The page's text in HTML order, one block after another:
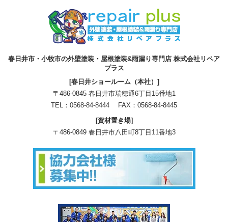
春日井市・小牧市の外壁塗装・屋根塗装&雨漏り専門店 株式会社リペア
プラス
[春日井ショールーム（本社）]
〒486-0845 春日井市瑞穂通6丁目15番地1
TEL： 0568-84-8444 FAX：0568-84-8445
[資材置き場]
〒486-0849 春日井市八田町8丁目11番地3